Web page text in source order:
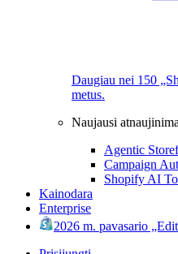
Daugiau nei 150
metus.
Naujausi
Agentic
Campaign
Shopify AI
Kainodara
Enterprise
2026 m. pavasario